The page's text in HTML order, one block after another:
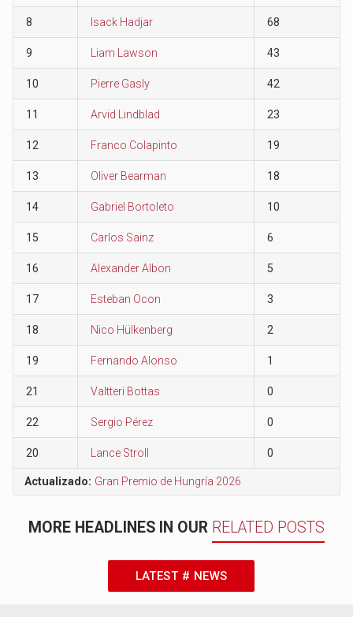
8 Isack Hadjar 68
9 Liam Lawson 43
10 Pierre Gasly 42
11 Arvid Lindblad 23
12 Franco Colapinto 19
13 Oliver Bearman 18
14 Gabriel Bortoleto 10
15 Carlos Sainz 6
16 Alexander Albon 5
17 Esteban Ocon 3
18 Nico Hülkenberg 2
19 Fernando Alonso 1
21 Valtteri Bottas 0
22 Sergio Pérez 0
20 Lance Stroll 0
Actualizado: Gran Premio de Hungría 2026
MORE HEADLINES IN OUR RELATED POSTS
LATEST # NEWS